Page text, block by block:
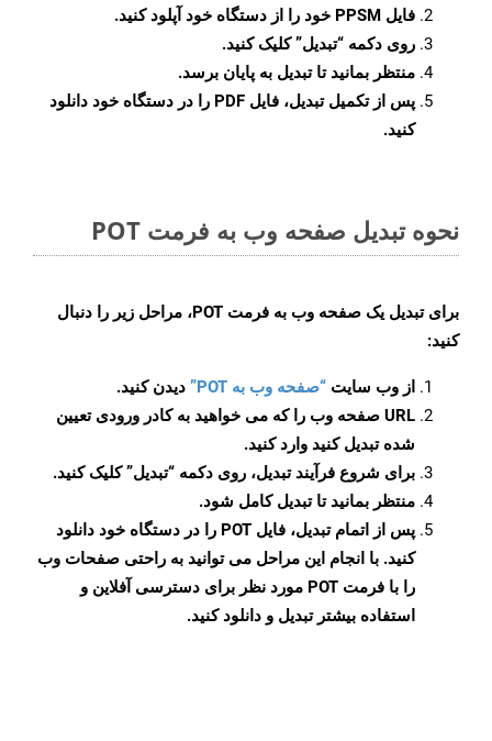
فایل PPSM خود را از دستگاه خود آپلود کنید.
روی دکمه “تبدیل”کلیک کنید.
منتظر بمانید تا تبدیل به پایان برسد.
پس از تکمیل تبدیل، فایل PDF را در دستگاه خود دانلود
کنید.
نحوه تبدیل صفحه وب به فرمت POT
برای تبدیل یک صفحه وب به فرمت POT، مراحل زیر را دنبال
کنید:
از وب سایت “صفحه وب به POT”
دیدن کنید.
URL صفحه وب را که می خواهید به کادر ورودی تعیین
شده تبدیل کنید وارد کنید.
برای شروع فرآیند تبدیل، روی دکمه “تبدیل” کلیک کنید.
منتظر بمانید تا تبدیل کامل شود.
پس از اتمام تبدیل، فایل POT را در دستگاه خود دانلود
کنید. با انجام این مراحل می توانید به راحتی صفحات وب
را با فرمت POT مورد نظر برای دسترسی آفلاین و
استفاده بیشتر تبدیل و دانلود کنید.